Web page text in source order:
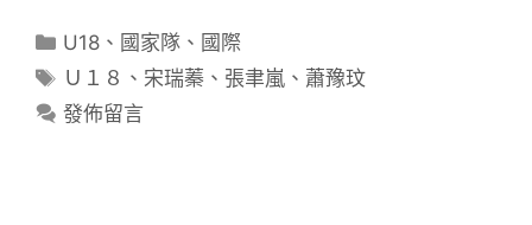
U18 、 國家隊 、 國際
Ｕ１８ 、 宋瑞蓁 、 張聿嵐 、 蕭豫玟
發佈留言